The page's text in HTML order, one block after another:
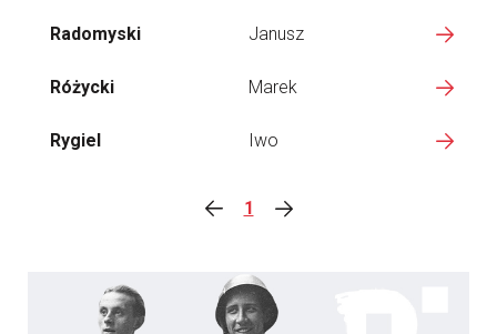
Radomyski Janusz
Różycki Marek
Rygiel Iwo
1